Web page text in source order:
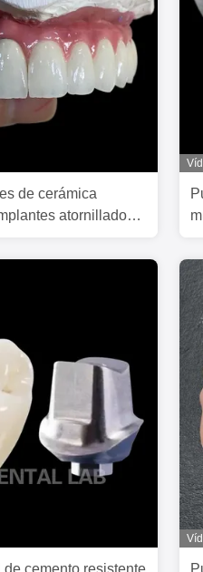
de cerámica
atornillados
de cemento resistente